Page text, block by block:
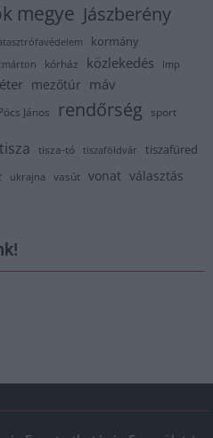
megye Jászberény
kormány
kórház közlekedés lmp
mezőtúr máv
János rendőrség sport
tisza tisza-tó tiszaföldvár tiszafüred
ukrajna vasút vonat választás